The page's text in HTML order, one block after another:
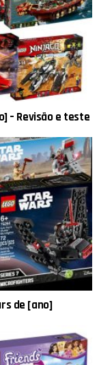
– Revisão e teste
de [ano]